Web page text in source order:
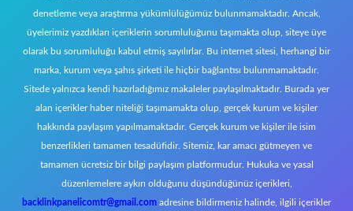
denetleme veya araştırma yükümlülüğümüz bulunmamaktadır. Ancak,
üyelerimiz yazdıkları içeriklerin sorumluluğunu taşımakta olup, siteye üye
olarak bu sorumluluğu kabul etmiş sayılırlar. Bu internet sitesi, herhangi bir
marka, kurum veya şahıs şirketi ile hiçbir bağlantısı bulunmamaktadır.
Sitede yalnızca kendi hazırladığımız makaleler paylaşılmaktadır. Burada yer
alan içerikler haber niteliği taşımamakta olup, gerçek kurum ve kişiler
hakkında paylaşım yapılmamaktadır. Gerçek kurum ve kişiler ile isim
benzerlikleri tamamen tesadüfidir. Sitemiz, kar amacı gütmeyen ve
tamamen ücretsiz bir bilgi paylaşım platformudur. Hukuka ve yasal
düzenlemelere aykırı olduğunu düşündüğünüz içerikleri,
backlinkpanelicomtr@gmail.com adresine bildirmeniz halinde, ilgili içerikler